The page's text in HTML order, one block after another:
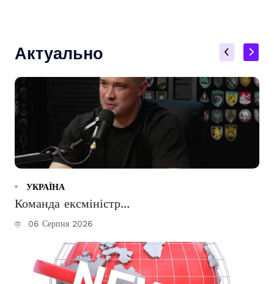
Актуально
УКРАЇНА
Команда ексміністр...
06 Серпня 2026